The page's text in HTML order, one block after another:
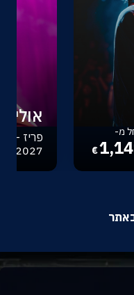
מ-
€